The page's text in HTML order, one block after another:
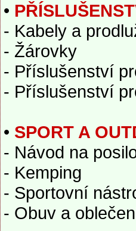
•
- Kabely a
- Žárovky
- Příslušenství
- Příslušenství
• SPORT A
- Návod na
- Kemping
- Sportovní
- Obuv a